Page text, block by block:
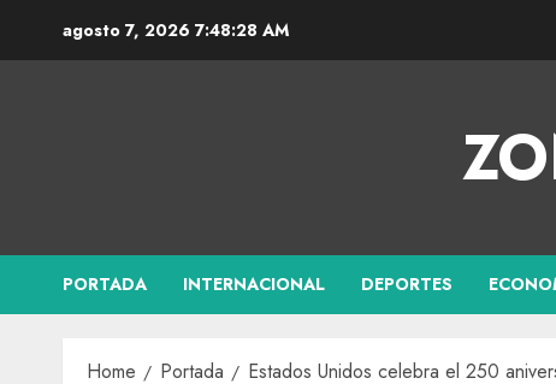
agosto 7, 2026 7:48:28 AM
PORTADA INTERNACIONAL DEPORTES
Home Portada Estados Unidos celebra el 250